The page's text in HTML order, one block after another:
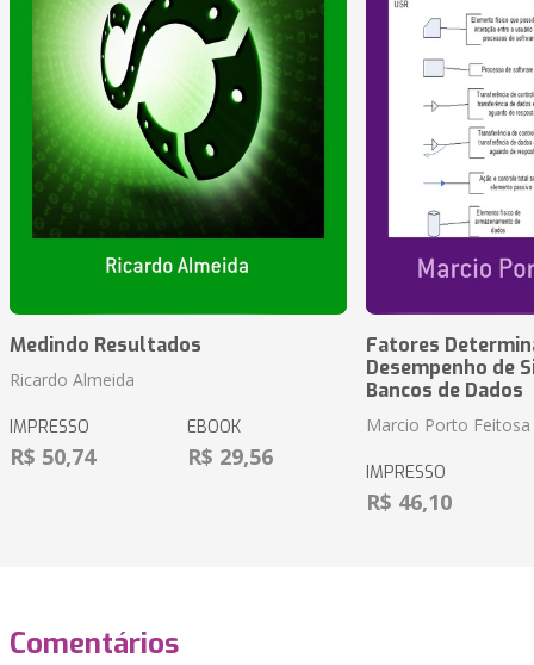
Medindo Resultados
Ricardo Almeida
IMPRESSO
R$ 50,74
EBOOK
R$ 29,56
Fatores
Desempenho de
Bancos de Dados
Marcio Porto Feitosa
IMPRESSO
R$ 46,10
Comentários